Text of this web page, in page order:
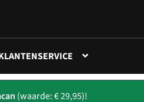
(waarde: € 29,95)!